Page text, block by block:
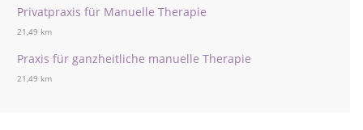
Privatpraxis für Manuelle Therapie
21,49 km
Praxis für ganzheitliche manuelle Therapie
21,49 km